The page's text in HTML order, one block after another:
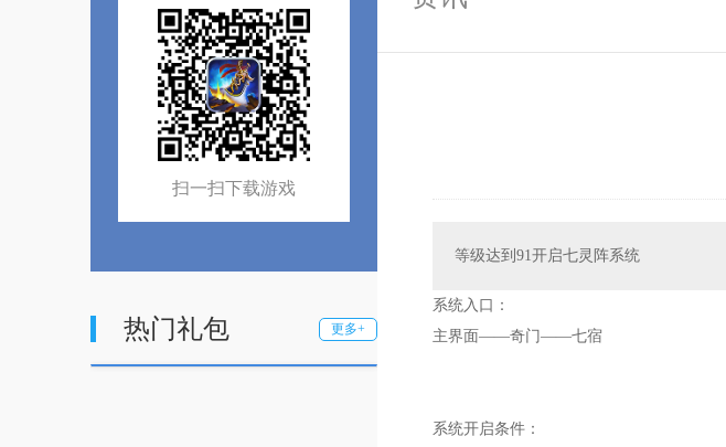
扫一扫下载游戏
更多+
热门礼包
等级达到91开启七灵阵系统
系统入口：
主界面——奇门——七宿
系统开启条件：